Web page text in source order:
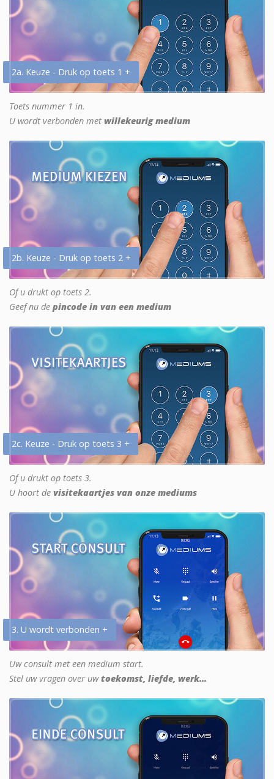
2a. Keuze - Druk op toets 1 +
Toets nummer 1 in.
U wordt verbonden met willekeurig medium
2b. Keuze - Druk op toets 2 +
Of u drukt op toets 2.
Geef nu de pincode in van een medium
2c. Keuze - Druk op toets 3 +
Of u drukt op toets 3.
U hoort de visitekaartjes van onze mediums
3. U wordt verbonden +
Uw consult met een medium start.
Stel uw vragen over uwtoekomst, liefde, werk...